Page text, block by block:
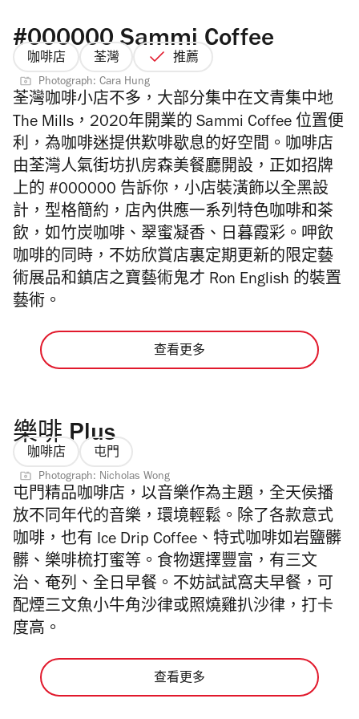
#000000 Sammi Coffee
咖啡店 荃灣 推薦
Photograph: Cara Hung
荃灣咖啡小店不多，大部分集中在文青集中地
The Mills，2020年開業的 Sammi Coffee 位置便
利，為咖啡迷提供歎啡歇息的好空間。咖啡店
由荃灣人氣街坊扒房森美餐廳開設，正如招牌
上的 #000000 告訴你， 小店裝潢飾以全黑設
計，型格簡約，店內供應一系列特色咖啡和茶
飲，如竹炭咖啡、翠蜜凝香、日暮霞彩。呷飲
咖啡的同時，不妨欣賞店裏定期更新的限定藝
術展品和鎮店之寶藝術鬼才 Ron English 的裝置
藝術。
查看更多
樂啡 Plus
咖啡店 屯門
Photograph: Nicholas Wong
屯門精品咖啡店，以音樂作為主題，全天侯播
放不同年代的音樂，環境輕鬆。除了各款意式
咖啡，也有 Ice Drip Coffee、特式咖啡如岩鹽髒
髒、樂啡梳打蜜等。食物選擇豐富，有三文
治、奄列、全日早餐。不妨試試窩夫早餐，可
配煙三文魚小牛角沙律或照燒雞扒沙律，打卡
度高。
查看更多